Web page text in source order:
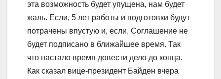
эта возможность будет упущена, нам будет
жаль. Если, 5 лет работы и подготовки будут
потрачены впустую и, если, Соглашение не
будет подписано в ближайшее время. Так
что настало время довести дело до конца.
Как сказал вице-президент Байден вчера